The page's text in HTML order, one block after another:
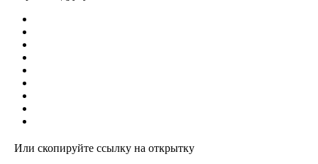
Или скопируйте ссылку на открытку